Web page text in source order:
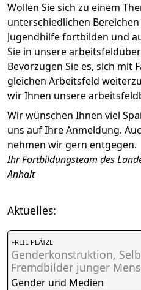
Wollen Sie sich zu einem
unterschiedlichen
Jugendhilfe fortbilden und
Sie in unsere
Bevorzugen Sie es, sich mit
gleichen Arbeitsfeld
wir Ihnen unsere
Wir wünschen Ihnen viel
uns auf Ihre Anmeldung.
nehmen wir gern entgegen.
Ihr Fortbildungsteam des
Anhalt
Aktuelles:
FREIE PLÄTZE
Genderkonstruktion,
Fremdbilder junger
Gender und Medien